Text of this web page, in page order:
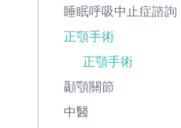
睡眠呼吸中止症諮詢
正顎手術
正顎手術
顳顎關節
中醫